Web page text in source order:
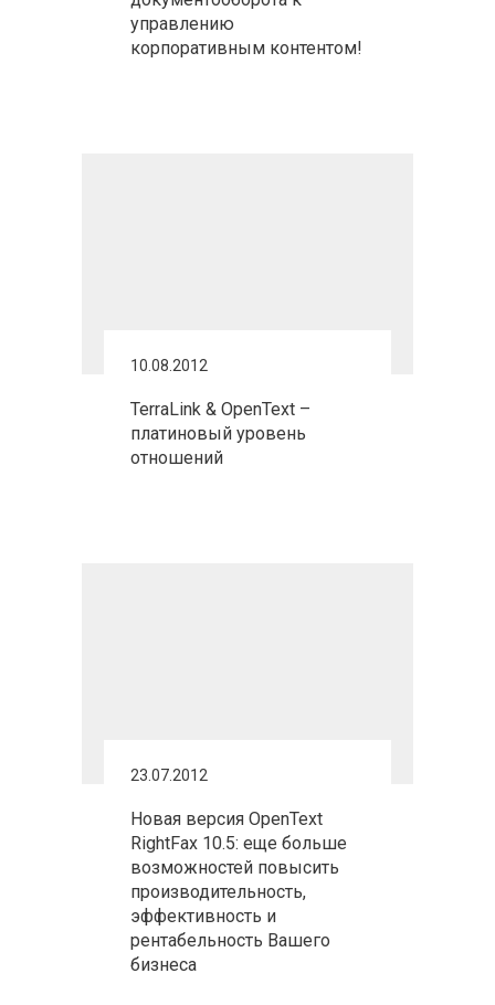
управлению
корпоративным контентом!
10.08.2012
TerraLink & OpenText –
платиновый уровень
отношений
23.07.2012
Новая версия OpenText
RightFax 10.5: еще больше
возможностей повысить
производительность,
эффективность и
рентабельность Вашего
бизнеса